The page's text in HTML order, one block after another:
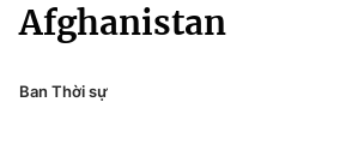
Xã hội
Pháp luật
Văn hóa - Giải trí
Công nghệ
Afghanistan
Ban Thời sự